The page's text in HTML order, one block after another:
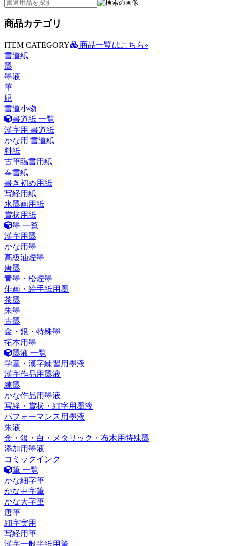
商品カテゴリ
ITEM CATEGORY
商品一覧はこちら»
書道紙
墨
墨液
筆
硯
書道小物
書道紙 一覧
漢字用 書道紙
かな用 書道紙
料紙
古筆臨書用紙
奉書紙
書き初め用紙
写経用紙
水墨画用紙
賞状用紙
墨 一覧
漢字用墨
かな用墨
高級油煙墨
唐墨
青墨・松煙墨
俳画・絵手紙用墨
茶墨
朱墨
古墨
金・銀・特殊墨
拓本用墨
墨液 一覧
学童・漢字練習用墨液
漢字作品用墨液
練墨
かな作品用墨液
写経・賞状・細字用墨液
パフォーマンス用墨液
朱液
金・銀・白・メタリック・布木用特殊墨
添加用墨液
コミックインク
筆 一覧
かな細字筆
かな中字筆
かな大字筆
唐筆
細字実用
写経用筆
漢字一般半紙用筆